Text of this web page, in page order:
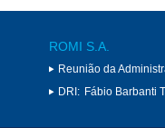
ROMI S.A.
Reunião da
DRI: Fábio Barbanti